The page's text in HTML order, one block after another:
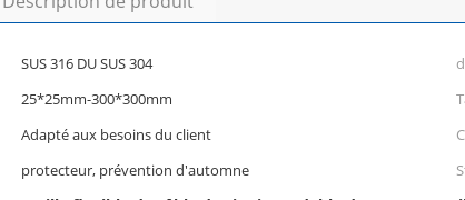
SUS 316 DU SUS 304
25*25mm-300*300mm
Adapté aux besoins du client
protecteur, prévention d'automne